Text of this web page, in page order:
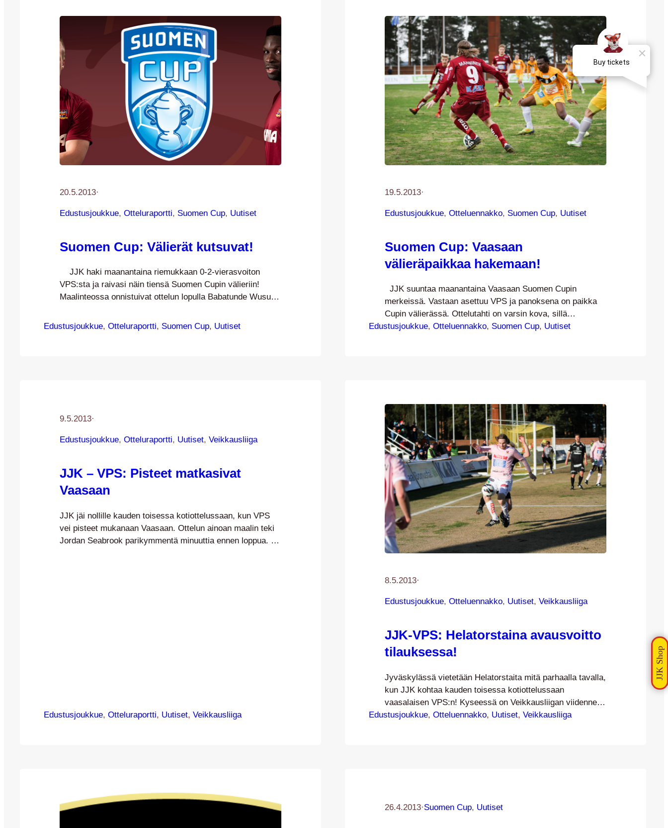
20.5.2013·
Edustusjoukkue, Otteluraportti, Suomen Cup, Uutiset
Suomen Cup: Välierät kutsuvat!
JJK haki maanantaina riemukkaan 0-2-vierasvoiton
VPS:sta ja raivasi näin tiensä Suomen Cupin välieriin!
Maalinteossa onnistuivat ottelun lopulla Babatunde Wusu ja
joukkueilta todella tarkkaa peliä, eikä tilanteita nähty juuri
Edustusjoukkue, Otteluraportti, Suomen Cup, Uutiset
19.5.2013·
Edustusjoukkue, Otteluennakko, Suomen Cup, Uutiset
Suomen Cup: Vaasaan
välieräpaikkaa hakemaan!
JJK suuntaa maanantaina Vaasaan Suomen Cupin
merkeissä. Vastaan asettuu VPS ja panoksena on paikka
Cupin välierässä. Ottelutahti on varsin kova, sillä
Veikkausliigassa edellinen ottelu oli perjantaina ja seuraava
Edustusjoukkue, Otteluennakko, Suomen Cup, Uutiset
9.5.2013·
Edustusjoukkue, Otteluraportti, Uutiset, Veikkausliiga
JJK – VPS: Pisteet matkasivat
Vaasaan
JJK jäi nollille kauden toisessa kotiottelussaan, kun VPS
vei pisteet mukanaan Vaasaan. Ottelun ainoan maalin teki
Jordan Seabrook parikymmentä minuuttia ennen loppua.
Edustusjoukkue, Otteluraportti, Uutiset, Veikkausliiga
8.5.2013·
Edustusjoukkue, Otteluennakko, Uutiset, Veikkausliiga
JJK-VPS: Helatorstaina avausvoitto
tilauksessa!
Jyväskylässä vietetään Helatorstaita mitä parhaalla tavalla,
kun JJK kohtaa kauden toisessa kotiottelussaan
vaasalaisen VPS:n! Kyseessä on Veikkausliigan viidennen
kierroksen ottelu, jossa Kettupaidat lähtevät hakemaan
Edustusjoukkue, Otteluennakko, Uutiset, Veikkausliiga
26.4.2013·Suomen Cup, Uutiset